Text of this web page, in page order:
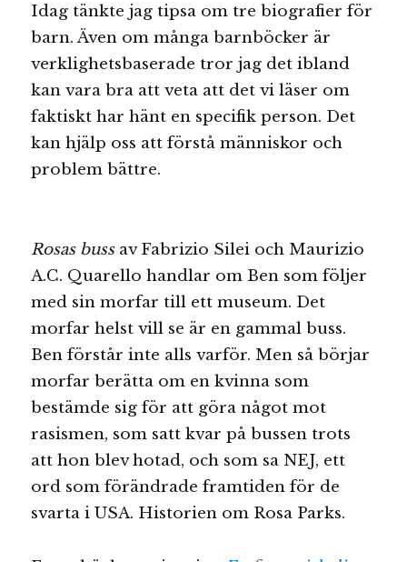
Idag tänkte jag tipsa om tre biografier för
barn. Även om många barnböcker är
verklighetsbaserade tror jag det ibland
kan vara bra att veta att det vi läser om
faktiskt har hänt en specifik person. Det
kan hjälp oss att förstå människor och
problem bättre.
Rosas bussav Fabrizio Silei och Maurizio
A.C. Quarello handlar om Ben som följer
med sin morfar till ett museum. Det
morfar helst vill se är en gammal buss.
Ben förstår inte alls varför. Men så börjar
morfar berätta om en kvinna som
bestämde sig för att göra något mot
rasismen, som satt kvar på bussen trots
att hon blev hotad, och som sa NEJ, ett
ord som förändrade framtiden för de
svarta i USA. Historien om Rosa Parks.